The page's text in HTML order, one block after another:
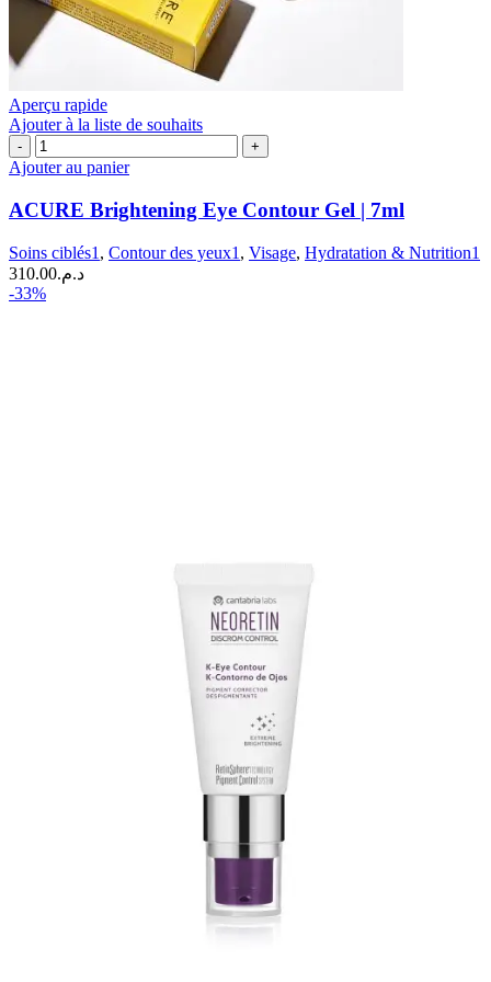
Aperçu rapide
Ajouter à la liste de souhaits
quantité
de
ACURE
Brightening
Eye
Contour
Gel
|
7ml
Ajouter au panier
ACURE Brightening Eye Contour Gel | 7ml
Soins ciblés1 , Contour des yeux1 , Visage, Hydratation & Nutrition1
د.م.310.00
-33%